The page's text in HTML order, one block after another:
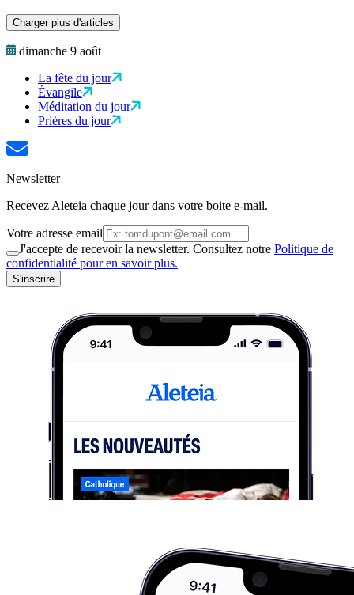
Charger plus d'articles
dimanche 9 août
La fête du jour
Évangile
Méditation du jour
Prières du jour
Newsletter
Recevez Aleteia chaque jour dans votre boite e-mail.
Votre adresse email
J'accepte de recevoir la newsletter. Consultez notre Politique de
confidentialité pour en savoir plus.
S'inscrire